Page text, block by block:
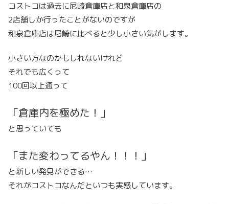
コストコは過去に尼崎倉庫店と和泉倉庫店の
2店舗しか行ったことがないのですが
和泉倉庫店は尼崎に比べると少し小さい気がします。
小さい方なのかもしれないけれど
それでも広くって
100回以上通って
「倉庫内を極めた！」
と思っていても
「また変わってるやん！！！」
と新しい発見ができる…
それがコストコなんだといつも実感しています。